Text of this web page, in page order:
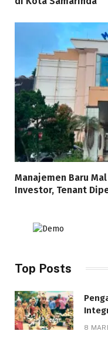
Manajemen Baru
Investor, Tenant
Top Posts
8